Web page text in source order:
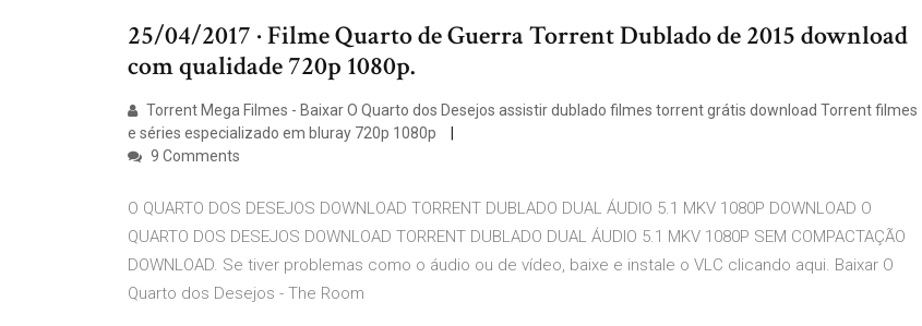
25/04/2017 · Filme Quarto de Guerra Torrent Dublado de 2015 download
com qualidade 720p 1080p.
Torrent Mega Filmes - Baixar O Quarto dos Desejos assistir dublado filmes torrent grátis download Torrent filmes
e séries especializado em bluray 720p 1080p
9 Comments
O QUARTO DOS DESEJOS DOWNLOAD TORRENT DUBLADO DUAL ÁUDIO 5.1 MKV 1080P DOWNLOAD O
QUARTO DOS DESEJOS DOWNLOAD TORRENT DUBLADO DUAL ÁUDIO 5.1 MKV 1080P SEM COMPACTAÇÃO
DOWNLOAD. Se tiver problemas como o áudio ou de vídeo, baixe e instale o VLC clicando aqui. Baixar O
Quarto dos Desejos - The Room